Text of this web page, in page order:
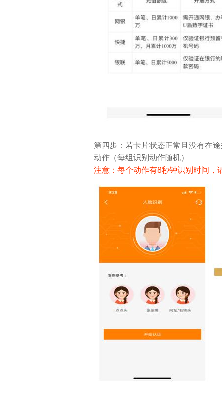
第四步：若卡片状态正常且没有在
动作（每组识别动作随机）
注意：每个动作有8秒钟识别时间，